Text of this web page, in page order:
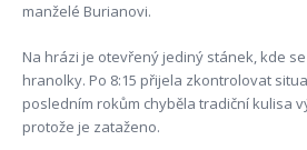
manželé Burianovi.
Na hrázi je otevřený jediný stánek, kde
hranolky. Po 8:15 přijela zkontrolovat
posledním rokům chyběla tradiční kulisa
protože je zataženo.